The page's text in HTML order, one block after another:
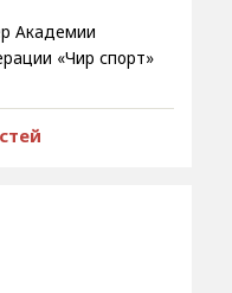
Академии
«Чир спорт»